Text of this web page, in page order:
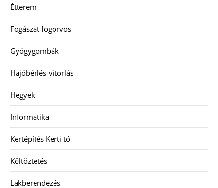
Étterem
Fogászat fogorvos
Gyógygombák
Hajóbérlés-vitorlás
Hegyek
Informatika
Kertépítés Kerti tó
Költöztetés
Lakberendezés